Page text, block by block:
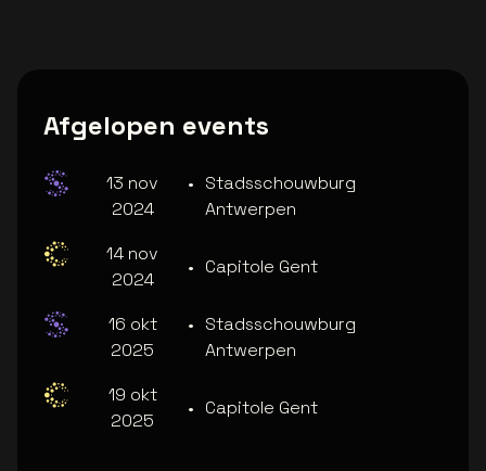
Afgelopen events
13 nov
2024
• Stadsschouwburg
Antwerpen
14 nov
2024
• Capitole Gent
16 okt
2025
• Stadsschouwburg
Antwerpen
19 okt
2025
• Capitole Gent